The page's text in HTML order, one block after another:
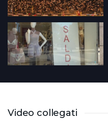
Video collegati